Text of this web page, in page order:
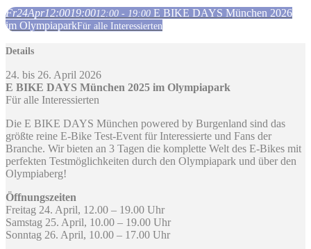
Fr24Apr12:0019:0012:00 - 19:00 E BIKE DAYS München 2026
im OlympiaparkFür alle Interessierten
Details
24. bis 26. April 2026
E BIKE DAYS München 2025 im Olympiapark
Für alle Interessierten
Die E BIKE DAYS München powered by Burgenland sind das
größte reine E-Bike Test-Event für Interessierte und Fans der
Branche. Wir bieten an 3 Tagen die komplette Welt des E-Bikes mit
perfekten Testmöglichkeiten durch den Olympiapark und über den
Olympiaberg!
Öffnungszeiten
Freitag 24. April, 12.00 – 19.00 Uhr
Samstag 25. April, 10.00 – 19.00 Uhr
Sonntag 26. April, 10.00 – 17.00 Uhr